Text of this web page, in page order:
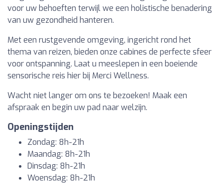
voor uw behoeften terwijl we een holistische benadering
van uw gezondheid hanteren.
Met een rustgevende omgeving, ingericht rond het
thema van reizen, bieden onze cabines de perfecte sfeer
voor ontspanning. Laat u meeslepen in een boeiende
sensorische reis hier bij Merci Wellness.
Wacht niet langer om ons te bezoeken! Maak een
afspraak en begin uw pad naar welzijn.
Openingstijden
Zondag: 8h-21h
Maandag: 8h-21h
Dinsdag: 8h-21h
Woensdag: 8h-21h